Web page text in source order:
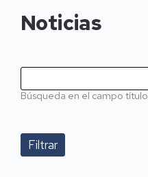
Noticias
Búsqueda en el campo título